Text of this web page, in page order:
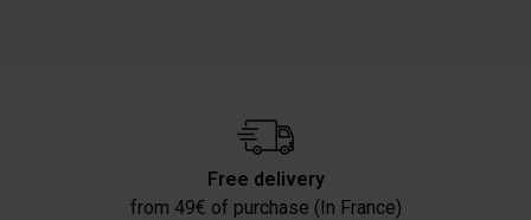
Free delivery
from 49€ of purchase (In France)